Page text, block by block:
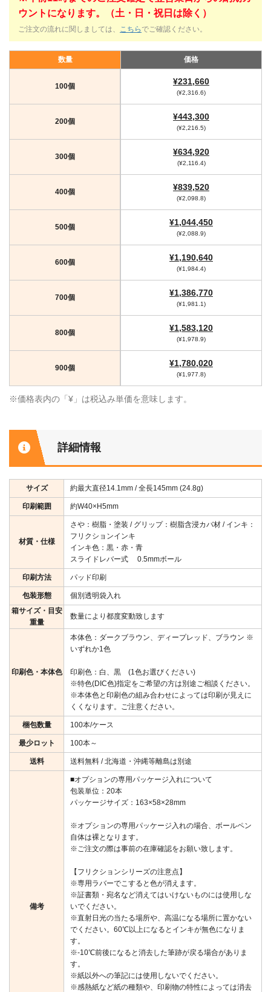
ウントになります。（土・日・祝日は除く）
ご注文の流れに関しましては、 こちら でご確認ください。
数量 価格
100個 ¥231,660
(¥2,316.6)
200個 ¥443,300
(¥2,216.5)
300個 ¥634,920
(¥2,116.4)
400個 ¥839,520
(¥2,098.8)
500個 ¥1,044,450
(¥2,088.9)
600個 ¥1,190,640
(¥1,984.4)
700個 ¥1,386,770
(¥1,981.1)
800個 ¥1,583,120
(¥1,978.9)
900個 ¥1,780,020
(¥1,977.8)
※価格表内の「¥」は税込み単価を意味します。
詳細情報
サイズ 約最大直径14.1mm / 全長145mm (24.8g)
印刷範囲 約W40×H5mm
材質・仕様
さや：樹脂・塗装 / グリップ：樹脂含浸カバ材 / インキ：
フリクションインキ
インキ色：黒・赤・青
スライドレバー式 0.5mmボール
印刷方法 パッド印刷
包装形態
個別透明袋入れ
箱サイズ・目安
重量
数量により都度変動致します
印刷色・本体色
本体色：ダークブラウン、ディープレッド、ブラウン ※
いずれか1色
印刷色：白、黒 (1色お選びください)
※特色(DIC色)指定をご希望の方は別途ご相談ください。
※本体色と印刷色の組み合わせによっては印刷が見えに
くくなります。ご注意ください。
梱包数量 100本/ケース
最少ロット 100本～
送料 送料無料 / 北海道・沖縄等離島は別途
備考
■オプションの専用パッケージ入れについて
包装単位：20本
パッケージサイズ：163×58×28mm
※オプションの専用パッケージ入れの場合、ボールペン
自体は裸となります。
※ご注文の際は事前の在庫確認をお願い致します。
【フリクションシリーズの注意点】
※専用ラバーでこすると色が消えます。
※証書類・宛名など消えてはいけないものには使用しな
いでください。
※直射日光の当たる場所や、高温になる場所に置かない
でください。60℃以上になるとインキが無色になりま
す。
※-10℃前後になると消去した筆跡が戻る場合がありま
す。
※紙以外への筆記には使用しないでください。
※感熱紙など紙の種類や、印刷物の特性によっては消去